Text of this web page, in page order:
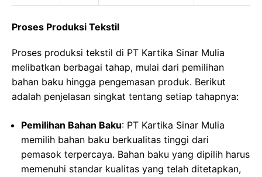
Proses Produksi Tekstil
Proses produksi tekstil di PT Kartika Sinar Mulia
melibatkan berbagai tahap, mulai dari pemilihan
bahan baku hingga pengemasan produk. Berikut
adalah penjelasan singkat tentang setiap tahapnya:
Pemilihan Bahan Baku: PT Kartika Sinar Mulia
memilih bahan baku berkualitas tinggi dari
pemasok terpercaya. Bahan baku yang dipilih harus
memenuhi standar kualitas yang telah ditetapkan,